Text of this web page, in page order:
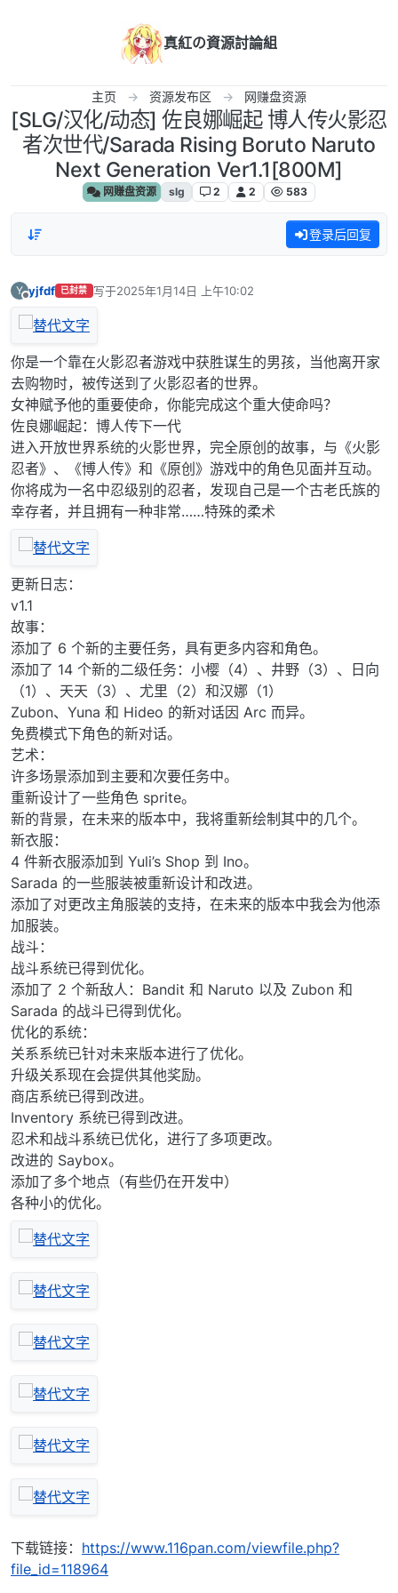
真紅の資源討論組
主页 资源发布区 网赚盘资源
[SLG/汉化/动态] 佐良娜崛起 博人传火影忍
者次世代/Sarada Rising Boruto Naruto
Next Generation Ver1.1[800M]
网赚盘资源 slg 2 2 583
登录后回复
Y yjfdf 已封禁 写于2025年1月14日 上午10:02
最后由 编辑
你是一个靠在火影忍者游戏中获胜谋生的男孩，当他离开家
去购物时，被传送到了火影忍者的世界。
女神赋予他的重要使命，你能完成这个重大使命吗？
佐良娜崛起：博人传下一代
进入开放世界系统的火影世界，完全原创的故事，与《火影
忍者》、《博人传》和《原创》游戏中的角色见面并互动。
你将成为一名中忍级别的忍者，发现自己是一个古老氏族的
幸存者，并且拥有一种非常……特殊的柔术
更新日志：
v1.1
故事：
添加了 6 个新的主要任务，具有更多内容和角色。
添加了 14 个新的二级任务：小樱（4）、井野（3）、日向
（1）、天天（3）、尤里（2）和汉娜（1）
Zubon、Yuna 和 Hideo 的新对话因 Arc 而异。
免费模式下角色的新对话。
艺术：
许多场景添加到主要和次要任务中。
重新设计了一些角色 sprite。
新的背景，在未来的版本中，我将重新绘制其中的几个。
新衣服：
4 件新衣服添加到 Yuli’s Shop 到 Ino。
Sarada 的一些服装被重新设计和改进。
添加了对更改主角服装的支持，在未来的版本中我会为他添
加服装。
战斗：
战斗系统已得到优化。
添加了 2 个新敌人：Bandit 和 Naruto 以及 Zubon 和
Sarada 的战斗已得到优化。
优化的系统：
关系系统已针对未来版本进行了优化。
升级关系现在会提供其他奖励。
商店系统已得到改进。
Inventory 系统已得到改进。
忍术和战斗系统已优化，进行了多项更改。
改进的 Saybox。
添加了多个地点（有些仍在开发中）
各种小的优化。
下载链接： https://www.116pan.com/viewfile.php?
file_id=118964